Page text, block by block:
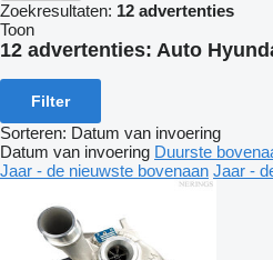
Zoekresultaten: 12 advertenties
Toon
12 advertenties: Auto
Filter
Sorteren: Datum van invoering
Datum van invoering Duurste
Jaar - de nieuwste bovenaan Jaar -